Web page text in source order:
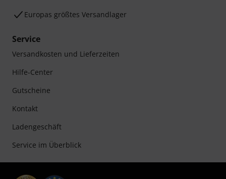
Europas größtes Versandlager
Service
Versandkosten und Lieferzeiten
Hilfe-Center
Gutscheine
Kontakt
Ladengeschäft
Service im Überblick